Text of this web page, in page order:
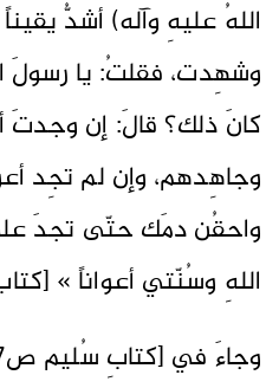
اللهُ عليهِ وآله) أشدُّ
وشهِدت، فقلتُ: يا رسولَ
كانَ ذلك؟ قالَ: إن وجدتَ
وجاهِدهم، وإن لم تجِد
واحقُن دمَك حتّى تجدَ
اللهِ وسُنّتي أعواناً »